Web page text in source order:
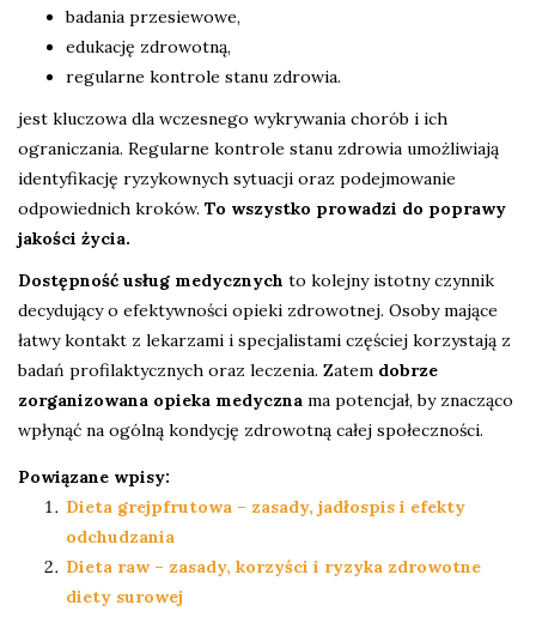
badania przesiewowe,
edukację zdrowotną,
regularne kontrole stanu zdrowia.
jest kluczowa dla wczesnego wykrywania chorób i ich
ograniczania. Regularne kontrole stanu zdrowia umożliwiają
identyfikację ryzykownych sytuacji oraz podejmowanie
odpowiednich kroków. To wszystko prowadzi do poprawy
jakości życia.
Dostępność usług medycznych to kolejny istotny czynnik
decydujący o efektywności opieki zdrowotnej. Osoby mające
łatwy kontakt z lekarzami i specjalistami częściej korzystają z
badań profilaktycznych oraz leczenia. Zatem dobrze
zorganizowana opieka medyczna ma potencjał, by znacząco
wpłynąć na ogólną kondycję zdrowotną całej społeczności.
Powiązane wpisy:
Dieta grejpfrutowa – zasady, jadłospis i efekty
odchudzania
Dieta raw – zasady, korzyści i ryzyka zdrowotne
diety surowej